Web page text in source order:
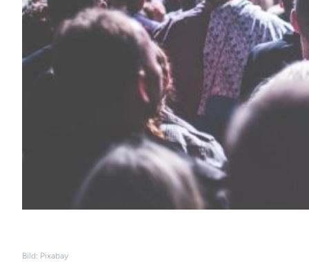
Bild: Pixabay